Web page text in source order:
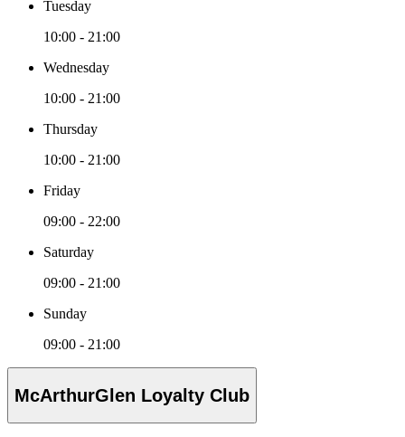
Tuesday
10:00 - 21:00
Wednesday
10:00 - 21:00
Thursday
10:00 - 21:00
Friday
09:00 - 22:00
Saturday
09:00 - 21:00
Sunday
09:00 - 21:00
McArthurGlen Loyalty Club